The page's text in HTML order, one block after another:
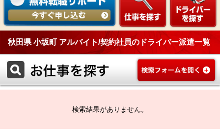
秋田県 小坂町 アルバイト/契約社員のドライバー派遣一覧
検索結果がありません。